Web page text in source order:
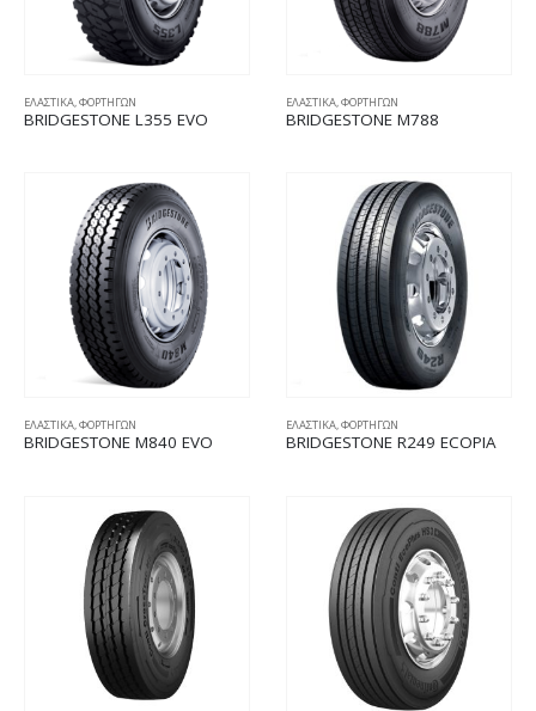
ΕΛΑΣΤΙΚΑ ΦΟΡΤΗΓΩΝ
BRIDGESTONE L355 EVO
ΕΛΑΣΤΙΚΑ ΦΟΡΤΗΓΩΝ
BRIDGESTONE M788
ΕΛΑΣΤΙΚΑ,ΦΟΡΤΗΓΩΝ
BRIDGESTONE M840 EVO
ΕΛΑΣΤΙΚΑ,ΦΟΡΤΗΓΩΝ
BRIDGESTONE R249 ECOPIA